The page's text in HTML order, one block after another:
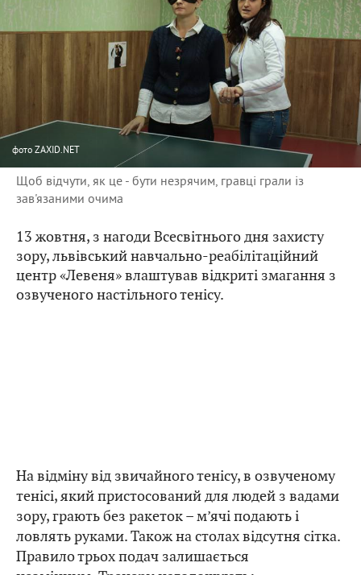
фото ZAXID.NET
Щоб відчути, як це - бути незрячим, гравці грали із
зав'язаними очима
13 жовтня, з нагоди Всесвітнього дня захисту
зору, львівський навчально-реабілітаційний
центр «Левеня» влаштував відкриті змагання з
озвученого настільного тенісу.
На відміну від звичайного тенісу, в озвученому
тенісі, який пристосований для людей з вадами
зору, грають без ракеток – м’ячі подають і
ловлять руками. Також на столах відсутня сітка.
Правило трьох подач залишається